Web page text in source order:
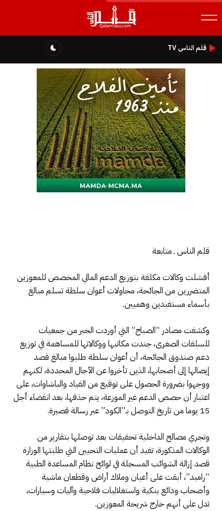
قلم الناس TV
قلم الناس ـ متابعة
أفشلت وكالات مكلفة بتوزيع الدعم المالي المخصص للمعوزين
المتضررين من الجائحة، محاولات أعوان سلطة تسلم مبالغ
بأسماء مستفيدين وهميين.
وكشفت مصادر “الصباح” التي أوردت الخبر من جمعيات
للسلفات الصغرى، جندت مكاتبها ووكالاتها للمساهمة في توزيع
دعم صندوق الجائحة، أن أعوان سلطة طلبوا مبالغ قصد
إيصالها إلى أصحابها، الذين تأخروا عن الآجال المحددة، لكنهم
ووجهوا بضرورة الحصول على توقيع من القياد والباشاوات، على
اعتبار أن حصص الدعم غير الموزعة، يتم حذفها، بعد انقضاء أجل
15 يوما من تاريخ التوصل بـ”الكود” عبر رسالة قصيرة.
وتجري مصالح الداخلية تحقيقات بعد توصلها بتقارير من
الوكالات المذكورة، تفيد أن عمليات التحيين التي طلبتها الوزارة
قصد إزالة الشوائب المسجلة في لوائح نظام المساعدة الطبية
“راميد”، أبقت على أعيان وملاك أراض وقطعان ماشية
وأصحاب ودائع بنكية واستغلاليات فلاحية وآليات وسيارات،
تدل على أنهم خارج شريحة المعوزين.